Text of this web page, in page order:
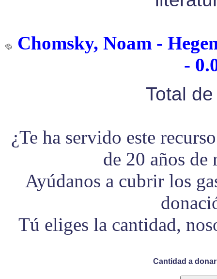
Chomsky, Noam -
-
Total
¿Te ha servido este
de 20 años
Ayúdanos a cubrir los
Tú eliges la cantidad,
Cantidad a